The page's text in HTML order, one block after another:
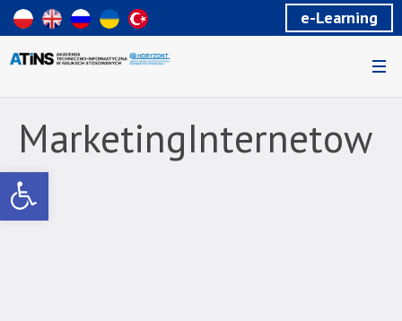
Wiadomość
dla
uzytkowników
ekranowychZnajdujesz
podstronie
"MarketingInternetowy
Akademia
Otwórz pasek narzędzi
e-Learning
MarketingInternetow
y